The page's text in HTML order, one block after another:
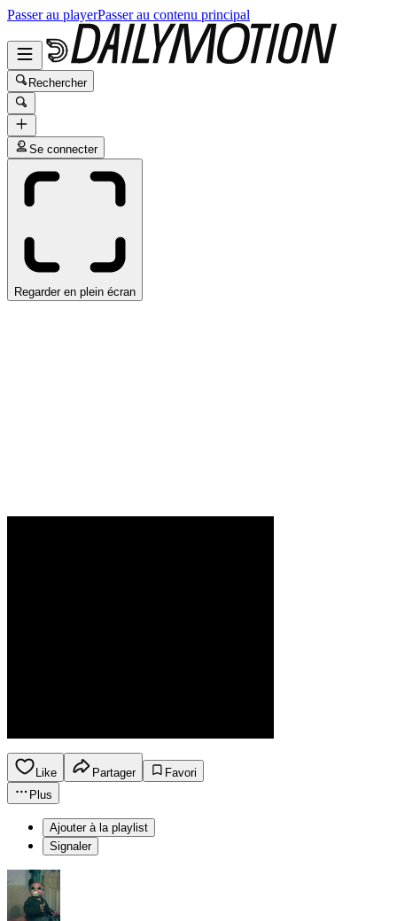
Passer au playerPasser au contenu principal
Rechercher
Se connecter
Regarder en plein écran
Like Partager
Favori
Plus
Ajouter à la playlist
Signaler